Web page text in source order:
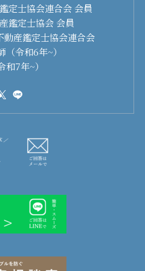
定士協会連合会 会員
鑑定士協会 会員
動産鑑定士協会連合会
令和6年~）
7年~）